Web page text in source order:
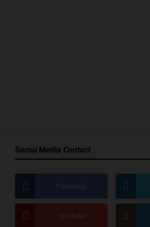
Social Media Contact
Facebook
YouTube